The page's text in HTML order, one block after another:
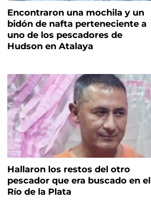
Encontraron una mochila y un
bidón de nafta perteneciente a
uno de los pescadores de
Hudson en Atalaya
Hallaron los restos del otro
pescador que era buscado en el
Río de la Plata